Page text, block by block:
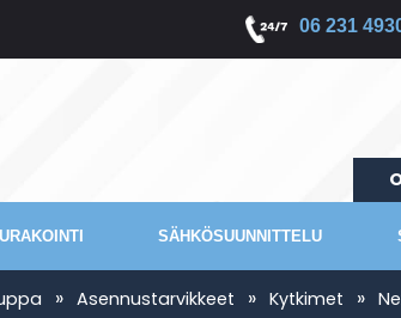
06 231
SÄHKÖSUUNNITTELU
» Asennustarvikkeet » Kytkimet »